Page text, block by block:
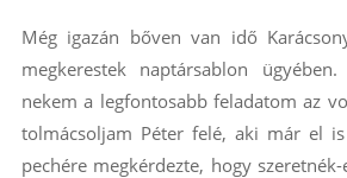
Még igazán bőven van idő
megkerestek naptársablon ügyében.
nekem a legfontosabb feladatom az
tolmácsoljam Péter felé, aki már el
pechére megkérdezte, hogy